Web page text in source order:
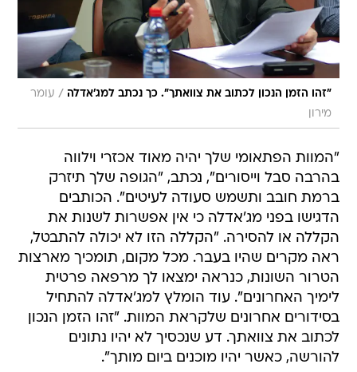
"זהו הזמן הנכון לכתוב את צוואתך". כך נכתב למג'אדלה / עומר
מירון
"המוות הפתאומי שלך יהיה מאוד אכזרי וילווה
בהרבה סבל וייסורים", נכתב, "הגופה שלך תיזרק
ברמת חובב ותשמש סעודה לעיטים". הכותבים
הדגישו בפני מג'אדלה כי אין אפשרות לשנות את
הקללה או להסירה. "הקללה הזו לא יכולה להתבטל,
ראה מקרים שהיו בעבר. מכל מקום, תומכיך מארצות
הטרור השונות, כנראה ימצאו לך מרפאה פרטית
לימיך האחרונים". עוד הומלץ למג'אדלה להתחיל
בסידורים אחרונים שלקראת המוות. "זהו הזמן הנכון
לכתוב את צוואתך. דע שנכסיך לא יהיו נתונים
להורשה, כאשר יהיו מוכנים ביום מותך".